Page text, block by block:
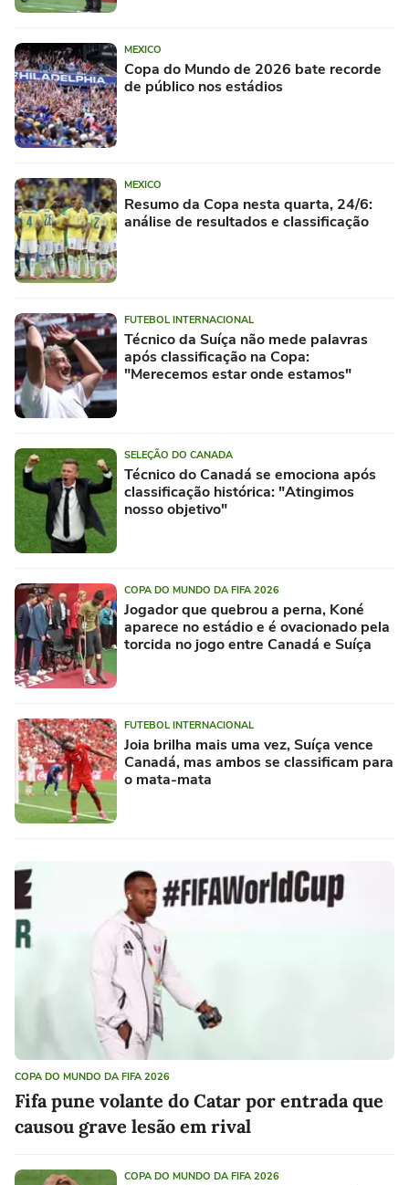
MEXICO
Copa do Mundo de 2026 bate recorde
de público nos estádios
MEXICO
Resumo da Copa nesta quarta, 24/6:
análise de resultados e classificação
FUTEBOL INTERNACIONAL
Técnico da Suíça não mede palavras
após classificação na Copa:
"Merecemos estar onde estamos"
SELEÇÃO DO CANADA
Técnico do Canadá se emociona após
classificação histórica: "Atingimos
nosso objetivo"
COPA DO MUNDO DA FIFA 2026
Jogador que quebrou a perna, Koné
aparece no estádio e é ovacionado pela
torcida no jogo entre Canadá e Suíça
FUTEBOL INTERNACIONAL
Joia brilha mais uma vez, Suíça vence
Canadá, mas ambos se classificam para
o mata-mata
COPA DO MUNDO DA FIFA 2026
Fifa pune volante do Catar por entrada que
causou grave lesão em rival
COPA DO MUNDO DA FIFA 2026